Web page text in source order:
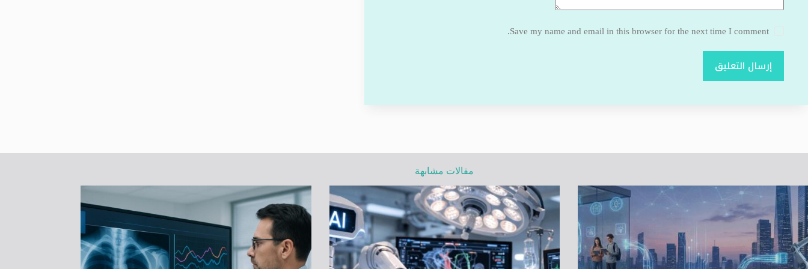
Save my name and email in this browser for the next time I comment.
إرسال التعليق
مقالات مشابهة